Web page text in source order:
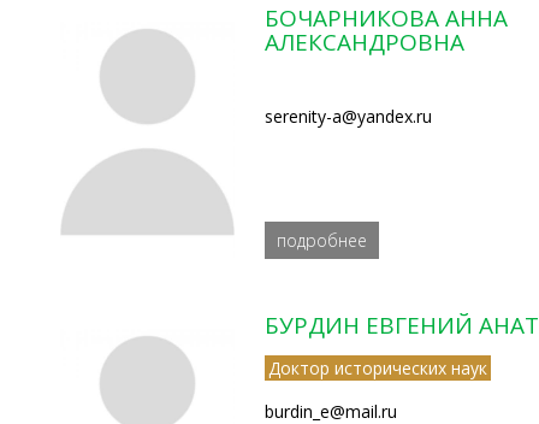
БОЧАРНИКОВА АННА
АЛЕКСАНДРОВНА
serenity-a@yandex.ru
подробнее
БУРДИН ЕВГЕНИЙ
Доктор исторических наук
burdin_e@mail.ru